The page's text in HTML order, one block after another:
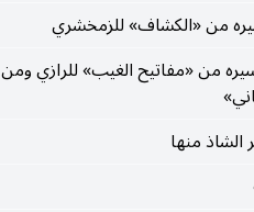
من «الكشاف» للزمخشري
من «مفاتيح الغيب» للرازي ومن
الشاذ منها